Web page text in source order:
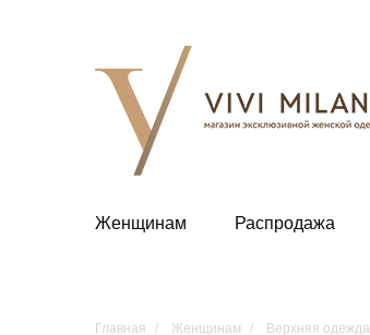
Женщинам Распродажа
Главная Женщинам Верхняя одежда